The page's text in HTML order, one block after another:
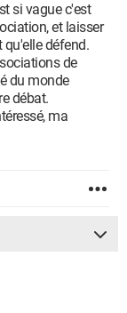
si vague c'est
et laisser
défend.
de
du monde
débat.
ma